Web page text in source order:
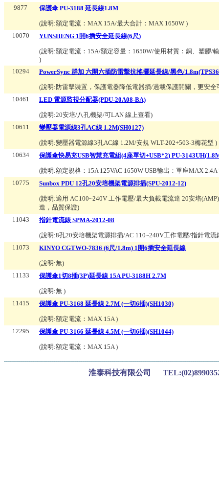
9877
保護傘 PU-3188 延長線1.8M
(說明:額定電流：MAX 15A/最大合計：MAX 1650W )
10070
YUNSHENG 1開6插安全延長線(6尺)
(說明:額定電流：15A/額定容量：1650W/使用材質：銅、塑膠/
)
10294
PowerSync 群加 六開六插防雷擊抗搖擺延長線/黑色/
(說明:防雷擊裝置，保護電器降低電器損/過載保護開關，更安
10461
LED 電源監視分配器(PDU-20A08-BA)
(說明:20安培/八孔機架/可LAN 線上查看)
10611
變壓器電源線3孔AC線 1.2M(SH0127)
(說明:變壓器電源線3孔AC線 1.2M/安規 WLT-202+503-3梅花型 )
10634
保護傘快易充USB智慧充電組(4座單切+USB*2) PU-
(說明:額定規格：15A 125VAC 1650W USB輸出：單座MAX
10775
Sunbox PDU 12孔20安培機架電源排插(SPU-2012-12)
(說明:適用 AC100~240V 工作電壓/最大負載電流達 20安培
造，品質保證)
11043
指針電流錶 SPMA-2012-08
(說明:8孔20安培機架電源排插/AC 110~240V工作電壓/指針電
11073
KINYO CGTWO-7836 (6尺/1.8m) 1開6插安全延長線
(說明:無)
11133
保護傘1切8插(3P)延長線 15A PU-3188H 2.7M
(說明:無 )
11415
保護傘 PU-3168 延長線 2.7M (一切6插)(SH1030)
(說明:額定電流：MAX 15A)
12295
保護傘 PU-3166 延長線 4.5M (一切6插)(SH1044)
(說明:額定電流：MAX 15A)
淮泰科技有限公司